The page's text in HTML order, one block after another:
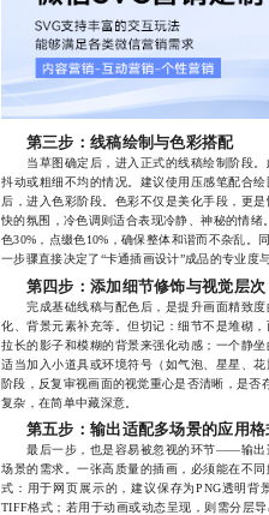
第三步：线稿绘制与色彩搭配
当草图确定后，进入正式的线稿绘制阶段。
抖动或粗细不均的情况。建议使用压感笔配合
后，进入色彩阶段。色彩不仅是美化手段，更
快的氛围，冷色调则适合表现冷静、神秘的情绪
色30%，点缀色10%，确保整体和谐而不杂乱。
一步骤直接决定了“卡通插画设计”成品的专业度
第四步：添加细节修饰与视觉层次
完成基础线稿与配色后，是提升画面精致度
化、背景元素补充等。但切记：细节不是堆砌
拉长的影子和模糊的背景来强化动感；一个静
适当加入小道具或环境符号（如气泡、星星、
阶段，反复审视画面的视觉重心是否清晰，是否
复杂，在简单中藏深意。
第五步：输出适配多场景的应用格
最后一步，也是容易被忽视的环节——输出
场景的需求。一张高质量的插画，必须能在不
式：用于网页展示的，建议保存为PNG透明
TIFF格式；若用于动画或动态呈现，则需分层